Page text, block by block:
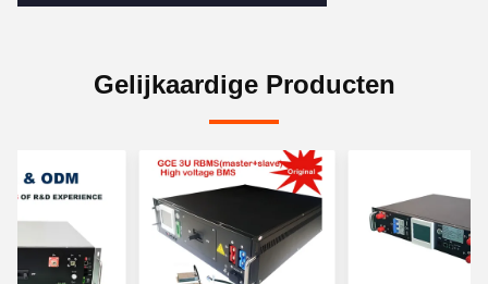
Gelijkaardige Producten